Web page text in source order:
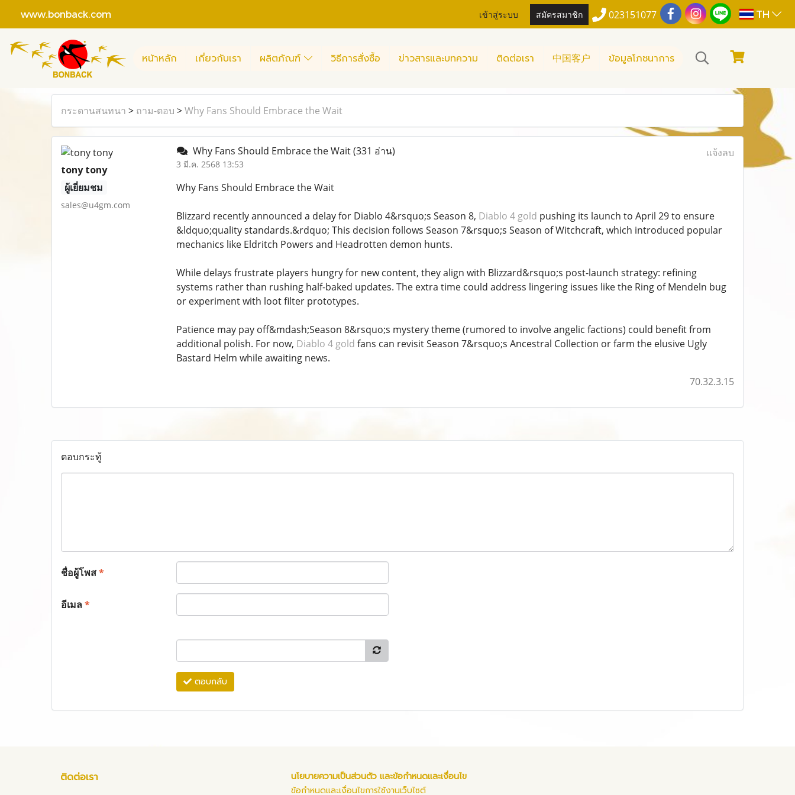
www.bonback.com เข้าสู่ระบบ สมัครสมาชิก 023151077 TH
หน้าหลัก เกี่ยวกับเรา ผลิตภัณฑ์ วิธีการสั่งซื้อ ข่าวสารและบทความ ติดต่อเรา 中国客户 ข้อมูลโภชนาการ
กระดานสนทนา > ถาม-ตอบ >Why Fans Should Embrace the Wait
tony tony
ผู้เยี่ยมชม
sales@u4gm.com
Why Fans Should Embrace the Wait(331 อ่าน)
3 มี.ค. 2568 13:53
แจ้งลบ
Why Fans Should Embrace the Wait
Blizzard recently announced a delay for Diablo 4&rsquo;s Season 8, Diablo 4 gold pushing its launch to April 29 to ensure
&ldquo;quality standards.&rdquo; This decision follows Season 7&rsquo;s Season of Witchcraft, which introduced popular
mechanics like Eldritch Powers and Headrotten demon hunts.
While delays frustrate players hungry for new content, they align with Blizzard&rsquo;s post-launch strategy: refining
systems rather than rushing half-baked updates. The extra time could address lingering issues like the Ring of Mendeln bug
or experiment with loot filter prototypes.
Patience may pay off&mdash;Season 8&rsquo;s mystery theme (rumored to involve angelic factions) could benefit from
additional polish. For now, Diablo 4 gold fans can revisit Season 7&rsquo;s Ancestral Collection or farm the elusive Ugly
Bastard Helm while awaiting news.
70.32.3.15
ตอบกระทู้
ชื่อผู้โพส*
อีเมล*
ตอบกลับ
ติดต่อเรา
นโยบายความเป็นส่วนตัว และข้อกำหนดและเงื่อนไข
ข้อกำหนดและเงื่อนไขการใช้งานเว็บไซต์